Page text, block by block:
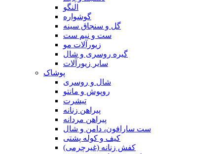
النگو
گوشواره
گل و سنجاق سینه
ست و نیم ست
زیورآلات مو
گیره روسری و شال
سایر زیورآلات
پوشاک
شال و روسری
روپوش و مانتو
تیشرت
پیراهن زنانه
پیراهن مردانه
ست سارافون، دامن و شال
کیف و کوله پشتی
کفش زنانه (غیرچرمی)